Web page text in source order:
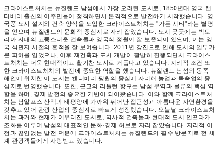
크라이스트처치는 뉴질랜드 남섬에서 가장 오래된 도시로, 1850년대 영국 캔
터베리 출신의 이주민들이 정착하면서 본격적으로 발전하기 시작했습니다. 영
국풍 도시 설계와 건축 양식을 도입한 크라이스트처치는 "가든 시티"라는 별명
을 얻으며 뉴질랜드의 문화적 중심지로 자리 잡았습니다. 도시 곳곳에는 빅토
리아 시대의 고풍스러운 건축물과 영국식 정원이 잘 보존되어 있으며, 이는 영
국 식민지 시절의 흔적을 잘 보여줍니다. 2011년 강진으로 인해 도시의 일부가
큰 피해를 입었으나, 이후 재건축과 도시 개발이 활발히 진행되면서 크라이스
트처치는 더욱 현대적이고 활기찬 도시로 거듭나고 있습니다. 지리적 조건 또
한 크라이스트처치의 발전에 중요한 역할을 했습니다. 뉴질랜드 남섬의 동쪽
해안에 위치한 이 도시는 캔터베리 평원의 중심에 자리해 농업과 목축업의 중
심지로 번영했습니다. 또한, 근교의 리틀턴 항구는 남섬 무역과 물류의 핵심 역
할을 하며, 경제 발전의 중요한 기반이 되어왔습니다. 이와 함께 크라이스트처
치는 남알프스 산맥과 태평양에 가까워 뛰어난 접근성과 아름다운 자연환경을
갖추고 있어 관광 산업의 중심지로 빠르게 성장했습니다. 오늘날 크라이스트처
치는 과거와 현재가 어우러진 도시로, 역사적 건축물과 현대적 도시 인프라가
조화를 이루며 남섬의 대표적인 문화·경제 허브로 자리 잡았습니다. 지리적 이
점과 끊임없는 발전 덕분에 크라이스트처치는 뉴질랜드의 필수 방문지로 전 세
계 관광객들에게 사랑받고 있습니다.